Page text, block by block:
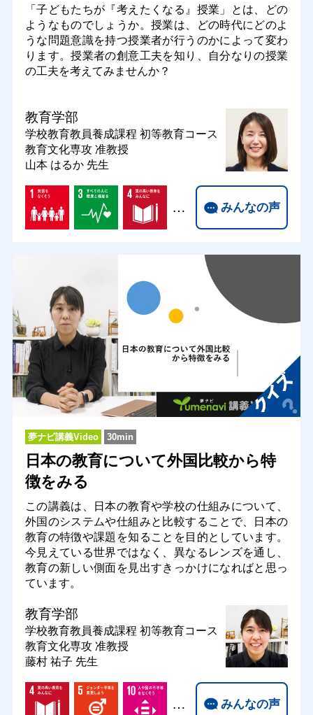
「子どもたちが『考えたくなる』授業」とは、どの
ようなものでしょうか。授業は、どの時代にどのよ
うな問題意識を持つ授業者が行うのかによって変わ
ります。授業者の創意工夫を知り、自分なりの授業
の工夫を考えてみませんか？
教育学部
学校教育教員養成課程 初等教育コース
教育文化専攻 准教授
山本 はるか 先生
… みんなの声
夢ナビ講義Video 30min
日本の教育について外国比較から特
徴をみる
この講義は、日本の教育や学校の仕組みについて、
外国のシステムや仕組みと比較することで、日本の
教育の特徴や課題を知ることを目的としています。
今見えている世界ではなく、異なるレンズを通し、
教育の新しい側面を見出すきっかけになればと思っ
ています。
教育学部
学校教育教員養成課程 初等教育コース
教育文化専攻 准教授
藤村 祐子 先生
… みんなの声